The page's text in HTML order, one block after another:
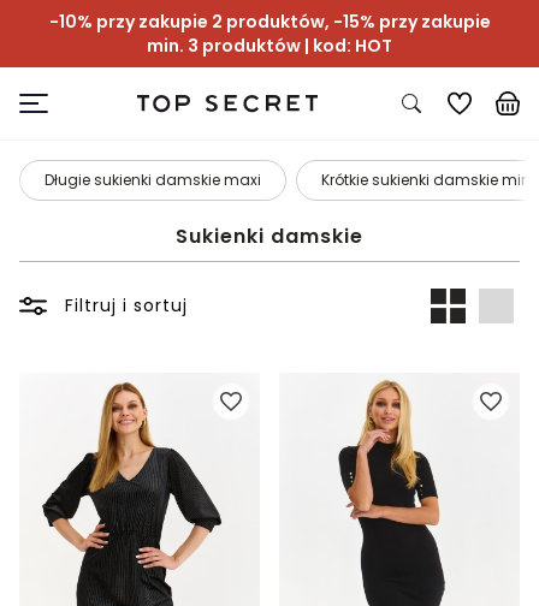
-10% przy zakupie 2 produktów, -15% przy zakupie
min. 3 produktów | kod: HOT
Długie sukienki damskie maxi Krótkie sukienki damskie mini
Sukienki damskie
Filtruj i sortuj